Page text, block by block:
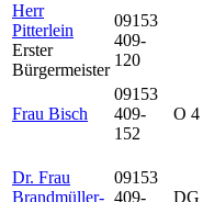
Herr
Pitterlein
Erster
Bürgermeister
09153
409-
120
Frau Bisch
09153
409-
152
O 4
Dr. Frau
Brandmüller-
09153
409-
DG